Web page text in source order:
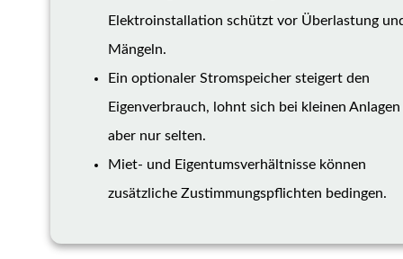
Elektroinstallation schützt vor Überlastung
Mängeln.
Ein optionaler Stromspeicher steigert den
Eigenverbrauch, lohnt sich bei kleinen Anlagen
aber nur selten.
Miet- und Eigentumsverhältnisse können
zusätzliche Zustimmungspflichten bedingen.